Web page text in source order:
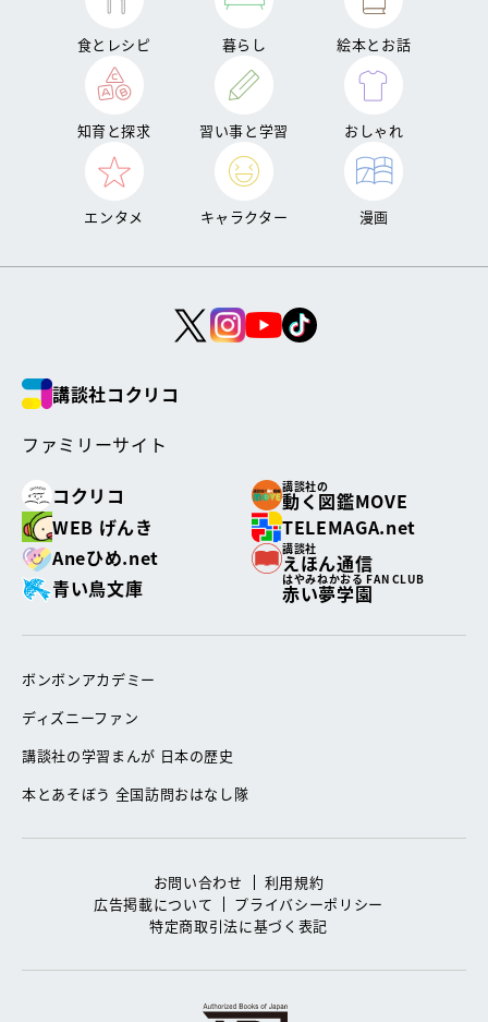
食とレシピ 暮らし 絵本とお話
知育と探求 習い事と学習 おしゃれ
エンタメ キャラクター 漫画
講談社コクリコ
ファミリーサイト
コクリコ
講談社の
動く図鑑MOVE
WEB げんき
TELEMAGA.net
Aneひめ.net
講談社
えほん通信
青い鳥文庫
はやみねかおる FAN CLUB
赤い夢学園
ボンボンアカデミー
ディズニーファン
講談社の学習まんが 日本の歴史
本とあそぼう 全国訪問おはなし隊
お問い合わせ
利用規約
広告掲載について
プライバシーポリシー
特定商取引法に基づく表記